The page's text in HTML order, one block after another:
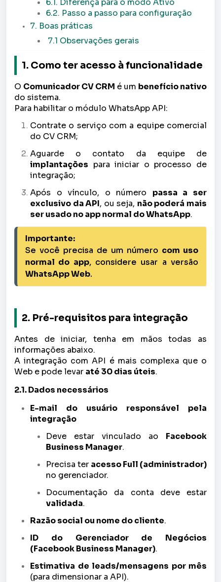
6.1. Diferença para o modo Ativo
6.2. Passo a passo para configuração
7. Boas práticas
7.1 Observações gerais
1. Como ter acesso à funcionalidade
O Comunicador CV CRM é um benefício nativo
do sistema.
Para habilitar o módulo WhatsApp API:
Contrate o serviço com a equipe comercial
do CV CRM;
Aguarde o contato da equipe de
implantações para iniciar o processo de
integração;
Após o vínculo, o número passa a ser
exclusivo da API, ou seja, não poderá mais
ser usado no app normal do WhatsApp.
Importante:
Se você precisa de um número com uso
normal do app
WhatsApp Web.
2. Pré-requisitos para integração
Antes de iniciar, tenha em mãos todas as
informações abaixo.
A integração com API é mais complexa que o
Web e pode levar até 30 dias úteis.
2.1. Dados necessários
E-mail do usuário responsável pela
integração
Deve estar vinculado ao Facebook
Business Manager.
Precisa ter acesso Full (administrador)
no gerenciador.
Documentação da conta deve estar
validada.
Razão social ou nome do cliente.
ID do Gerenciador de Negócios
(Facebook Business Manager).
Estimativa de leads/mensagens por mês
(para dimensionar a API).